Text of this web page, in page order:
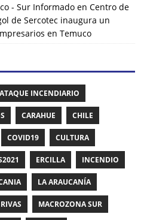
- Sur Informado en Centro de
de Sercotec inaugura un
en Temuco
ATAQUE INCENDIARIO
CARAHUE CHILE
COVID19 CULTURA
ERCILLA INCENDIO
LA ARAUCANÍA
MACROZONA SUR